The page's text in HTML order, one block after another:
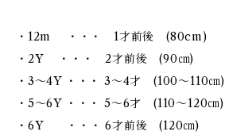
・12m ・・・ 1才前後 (80cm)
・2Y ・・・ 2才前後 (90㎝)
・3～4Y ・・・ 3～4才 (100～110㎝)
・5～6Y ・・・ 5～6才 (110～120㎝)
・6Y ・・・ 6才前後 (120㎝)